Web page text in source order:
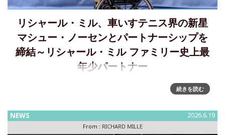
リシャール・ミル、車いすテニス界の新星
マシュー・ノーセンとパートナーシップを
締結～リシャール・ミル ファミリー史上最
年少パートナー
リシャール・ミルとマシュー・ノーセン：車いすテニス界の
新星とパートナーシップを締結リシャール・ミルは、キャリ
シャルル・ルクレールやリルー・ワドゥをはじめ、リシャー
ル・ミル ヤング
続きを読む
NEWS 2026.6.19
From : RICHARD MILLE